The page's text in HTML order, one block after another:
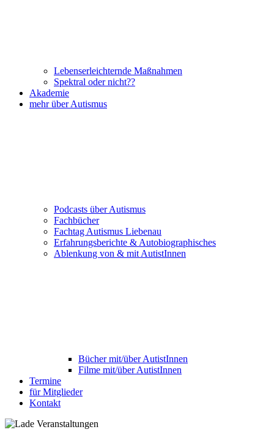
Lebenserleichternde Maßnahmen
Spektral oder nicht??
Akademie
mehr über Autismus
Podcasts über Autismus
Fachbücher
Fachtag Autismus Liebenau
Erfahrungsberichte & Autobiographisches
Ablenkung von & mit AutistInnen
Bücher mit/über AutistInnen
Filme mit/über AutistInnen
Termine
für Mitglieder
Kontakt